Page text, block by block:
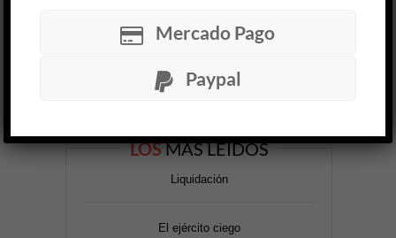
ARCHIVOOP SEMANAL
LOSMÁS LEÍDOS
Liquidación
El ejército ciego
Mercado Pago
Paypal